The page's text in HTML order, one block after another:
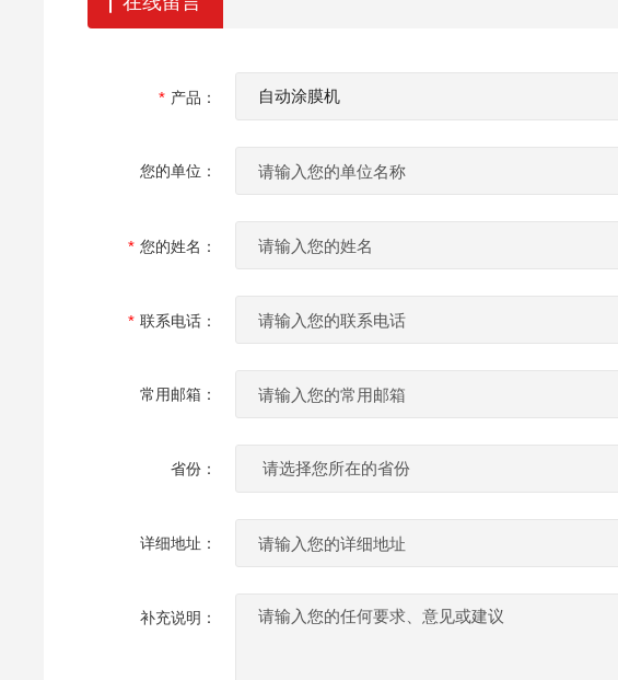
产品：
您的单位：
您的姓名：
联系电话：
常用邮箱：
省份：
详细地址：
补充说明：